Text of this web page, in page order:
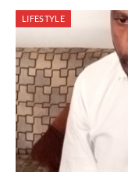
LIFESTYLE